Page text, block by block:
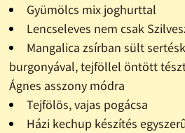
Gyümölcs mix joghurttal
Lencseleves nem csak
Mangalica zsírban sült
burgonyával, tejföllel öntött
Ágnes asszony módra
Tejfölös, vajas pogácsa
Házi kechup készítés